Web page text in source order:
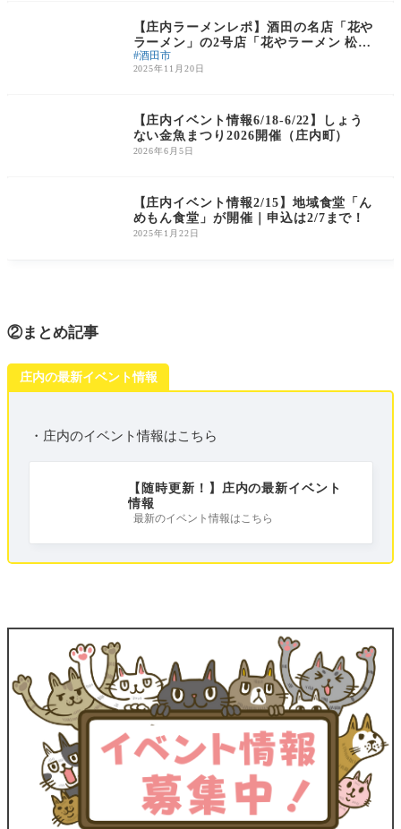
【庄内ラーメンレポ】酒田の名店「花や
ラーメン」の2号店「花やラーメン 松山
店」にお邪魔してきました！
酒田市
2025年11月20日
【庄内イベント情報6/18-6/22】しょう
ない金魚まつり2026開催（庄内町）
2026年6月5日
【庄内イベント情報2/15】地域食堂「ん
めもん食堂」が開催｜申込は2/7まで！
2025年1月22日
②まとめ記事
庄内の最新イベント情報
・庄内のイベント情報はこちら
【随時更新！】庄内の最新イベント
情報
最新のイベント情報はこちら